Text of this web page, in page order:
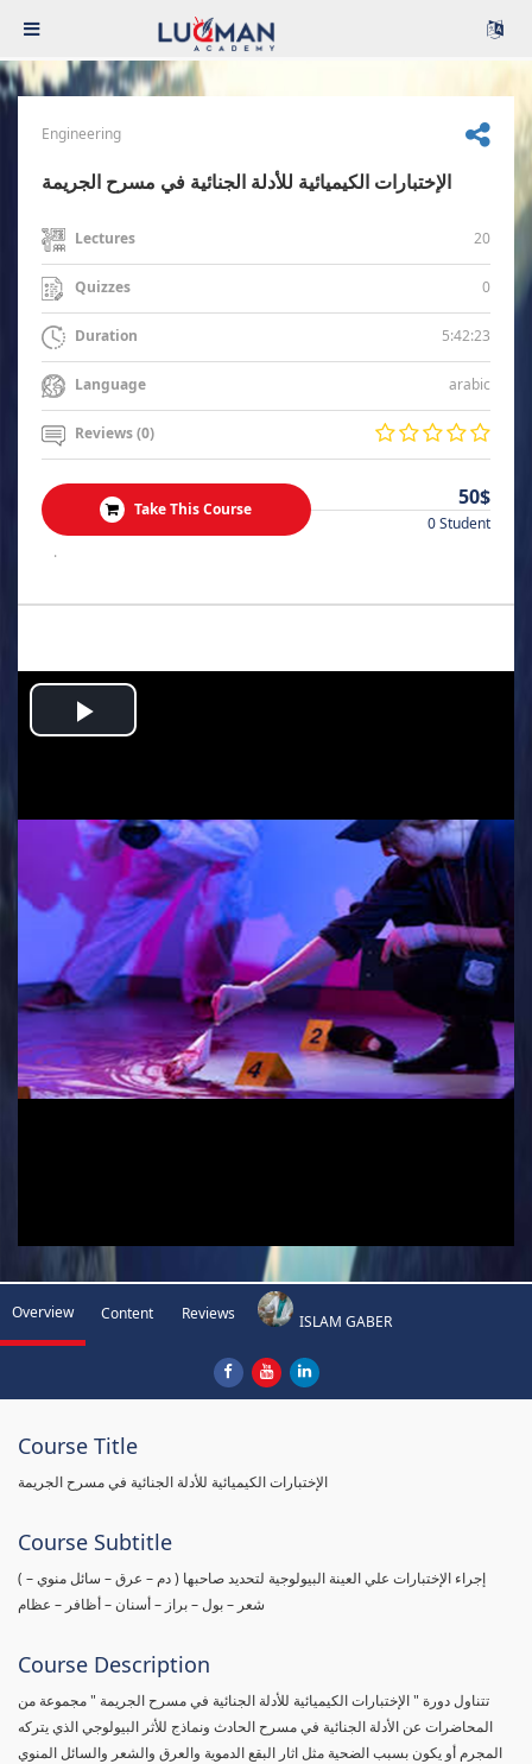
Engineering
الإختبارات الكيميائية للأدلة الجنائية في مسرح الجريمة
Lectures 20
Quizzes 0
Duration 5:42:23
Language arabic
Reviews (0)
Take This Course 50$
0 Student
.
Play
Overview Content Reviews ISLAM GABER
Course Title
الإختبارات الكيميائية للأدلة الجنائية في مسرح الجريمة
Course Subtitle
( إجراء الإختبارات علي العينة البيولوجية لتحديد صاحبها ( دم – عرق – سائل منوي –
شعر – بول – براز – أسنان – أظافر – عظام
Course Description
تتناول دورة " الإختبارات الكيميائية للأدلة الجنائية في مسرح الجريمة " مجموعة من
المحاضرات عن الأدلة الجنائية في مسرح الحادث ونماذج للأثر البيولوجي الذي يتركه
المجرم أو يكون بسبب الضحية مثل اثار البقع الدموية والعرق والشعر والسائل المنوي